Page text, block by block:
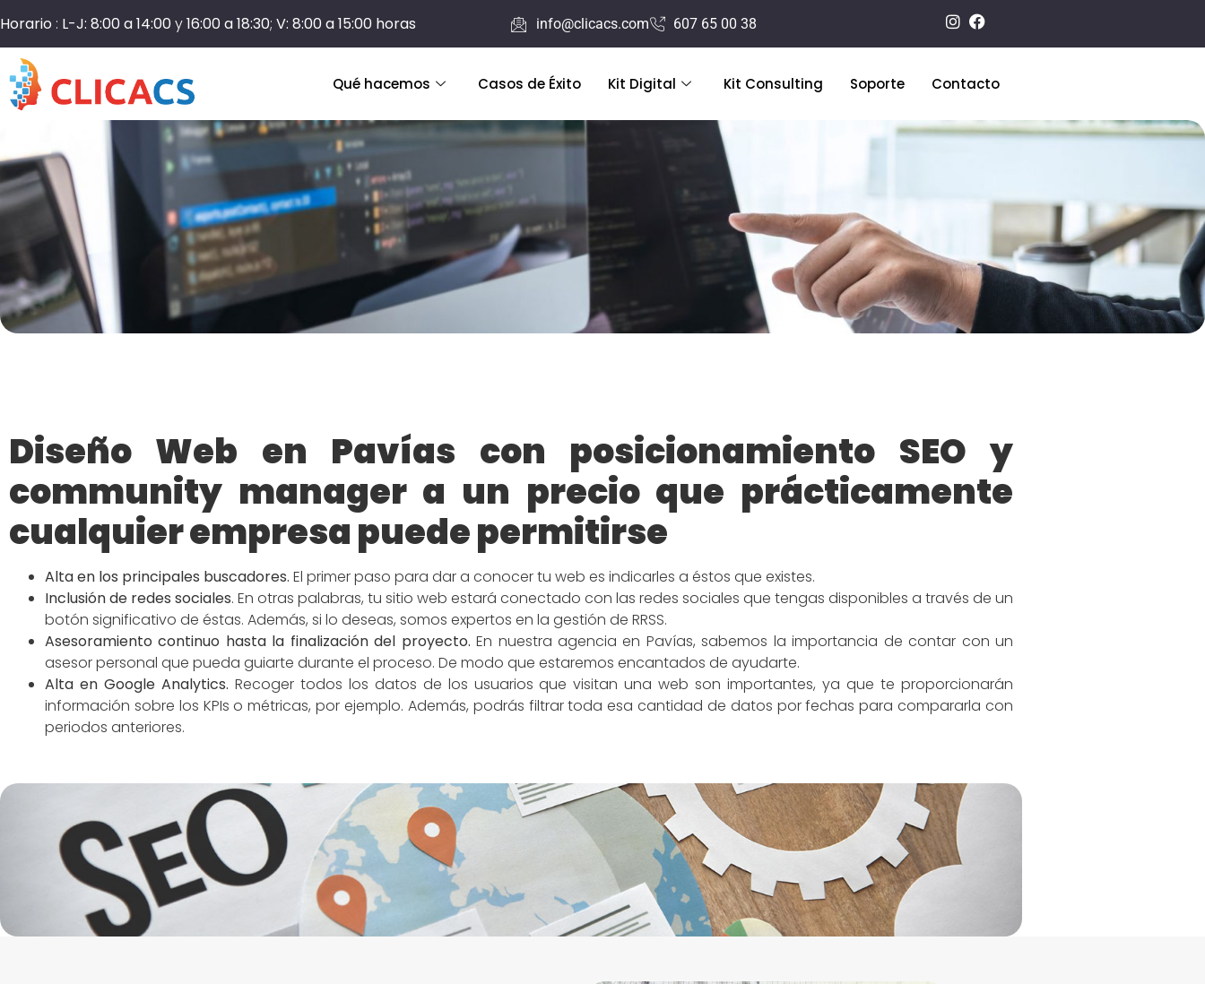
Horario : L-J: 8:00 a 14:00y16:00 a 18:30; V: 8:00 a 15:00 horas info@clicacs.com 607 65 00 38
Qué hacemos Casos de Éxito Kit Digital Kit Consulting Soporte Contacto
Diseño Web en Pavías con posicionamiento SEO y
community manager a un precio que prácticamente
cualquier empresa puede permitirse
Alta en los principales buscadores. El primer paso para dar a conocer tu web es indicarles a éstos que existes.
Inclusión de redes sociales. En otras palabras, tu sitio web estará conectado con las redes sociales que tengas disponibles a través de un
botón significativo de éstas. Además, si lo deseas, somos expertos en la gestión de RRSS.
Asesoramiento continuo hasta la finalización del proyecto. En nuestra agencia en Pavías, sabemos la importancia de contar con un
asesor personal que pueda guiarte durante el proceso. De modo que estaremos encantados de ayudarte.
Alta en Google Analytics. Recoger todos los datos de los usuarios que visitan una web son importantes, ya que te proporcionarán
información sobre los KPIs o métricas, por ejemplo. Además, podrás filtrar toda esa cantidad de datos por fechas para compararla con
periodos anteriores.